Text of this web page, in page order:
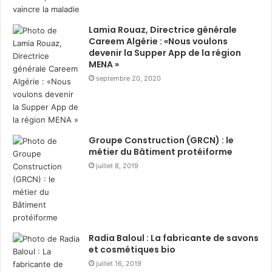
Algérie , notamment à travers des offres adaptées au
marché local, dont les détails seront communiqués en
temps voulu.
La transition vers le streaming
en débat
Cette rencontre a rassemblé les principaux médias
sportifs et de divertissement afin d’échanger sur
l’évolution des usages liés à la consommation du
football, la transition vers le streaming et la manière
dont TOD by beIN façonne une expérience de
visionnage plus personnalisée, plus flexible et plus
accessible à l’échelle régionale
Les expériences multi-écrans
personnalisées favorisées
Lamia Rouaz, Directrice générale
Careem Algérie : «Nous voulons
devenir la Supper App de la région
MENA »
septembre 20, 2020
Groupe Construction (GRCN) : le
métier du Bâtiment protéiforme
juillet 8, 2019
Radia Baloul : La fabricante de savons
et cosmétiques bio
juillet 16, 2019